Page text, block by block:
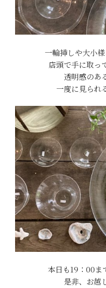
一輪挿しや大小
店頭で手に取っ
透明感のあ
一度に見られ
本日も19：00ま
是非、お越